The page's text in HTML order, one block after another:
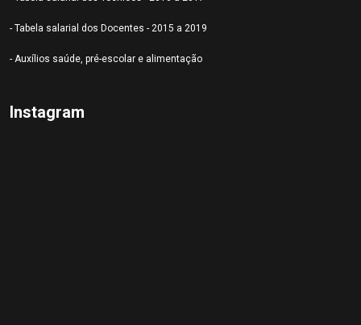
- Tabela salarial dos Docentes - 2015 a 2019
- Auxílios saúde, pré-escolar e alimentação
Instagram